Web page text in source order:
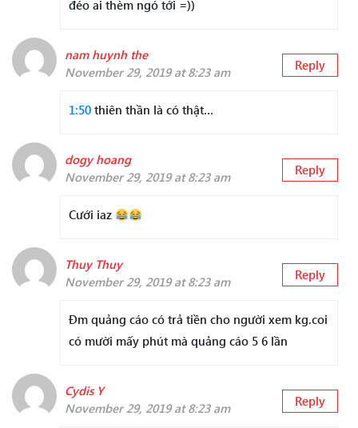
đéo ai thèm ngó tới =))
nam huynh the
November 29, 2019 at 8:23 am
Reply
1:50 thiên thần là có thật…
dogy hoang
November 29, 2019 at 8:23 am
Reply
Cưới iaz
Thuy Thuy
November 29, 2019 at 8:23 am
Reply
Đm quảng cáo có trả tiền cho người xem kg.coi
có mười mấy phút mà quảng cáo 5 6 lần
Cydis Y
November 29, 2019 at 8:23 am
Reply